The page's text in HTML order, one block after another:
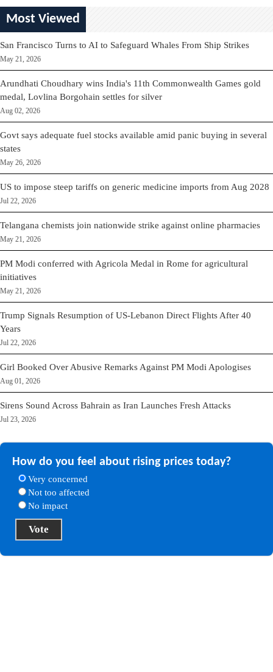
Most Viewed
San Francisco Turns to AI to Safeguard Whales From Ship Strikes
May 21, 2026
Arundhati Choudhary wins India's 11th Commonwealth Games gold
medal, Lovlina Borgohain settles for silver
Aug 02, 2026
Govt says adequate fuel stocks available amid panic buying in several
states
May 26, 2026
US to impose steep tariffs on generic medicine imports from Aug 2028
Jul 22, 2026
Telangana chemists join nationwide strike against online pharmacies
May 21, 2026
PM Modi conferred with Agricola Medal in Rome for agricultural
initiatives
May 21, 2026
Trump Signals Resumption of US-Lebanon Direct Flights After 40
Years
Jul 22, 2026
Girl Booked Over Abusive Remarks Against PM Modi Apologises
Aug 01, 2026
Sirens Sound Across Bahrain as Iran Launches Fresh Attacks
Jul 23, 2026
How do you feel about rising prices today?
Very concerned
Not too affected
No impact